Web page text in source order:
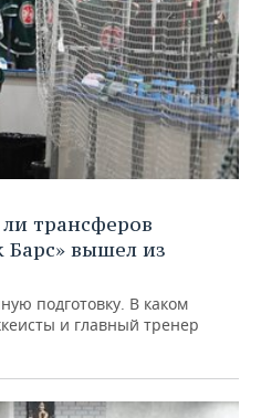
трансферов
Барс» вышел из
подготовку. В каком
и главный тренер